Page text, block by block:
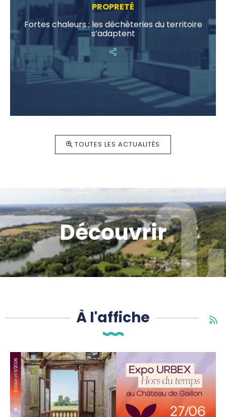
PROPRETÉ
Fortes chaleurs : les déchèteries du territoire
s’adaptent
TOUTES LES ACTUALITÉS
Découvrir
À l'affiche